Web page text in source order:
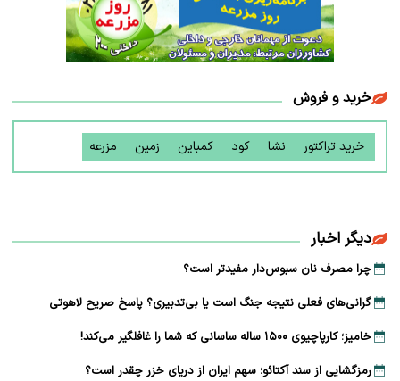
خرید و فروش
خرید تراکتور نشا کود کمباین زمین مزرعه
دیگر اخبار
چرا مصرف نان سبوس‌دار مفیدتر است؟
گرانی‌های فعلی نتیجه جنگ است یا بی‌تدبیری؟ پاسخ صریح لاهوتی
خامیز؛ کارپاچیوی ۱۵۰۰ ساله ساسانی که شما را غافلگیر می‌کند!
رمزگشایی از سند آکتائو؛ سهم ایران از دریای خزر چقدر است؟